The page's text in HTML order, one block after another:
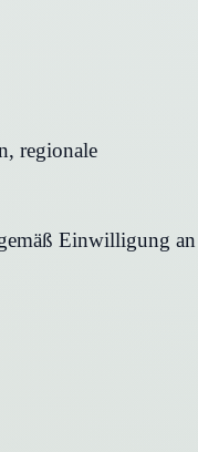
regionale
Einwilligung an